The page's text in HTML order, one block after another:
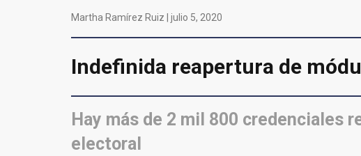
Martha Ramírez Ruiz | julio 5, 2020
Indefinida reapertura de
Hay más de 2 mil 800 credenciales
electoral